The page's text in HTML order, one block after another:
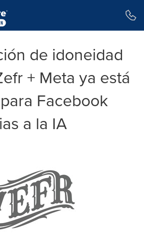
de idoneidad
+ Meta ya está
Facebook
a la IA